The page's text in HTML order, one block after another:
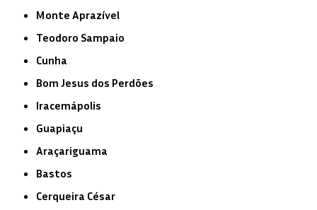
Monte Aprazível
Teodoro Sampaio
Cunha
Bom Jesus dos Perdões
Iracemápolis
Guapiaçu
Araçariguama
Bastos
Cerqueira César